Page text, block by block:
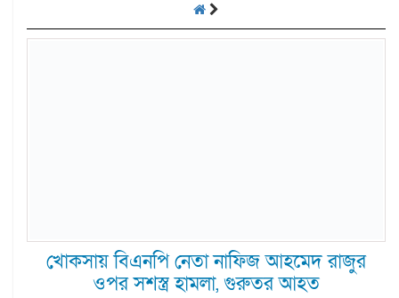
খোকসায় বিএনপি নেতা নাফিজ আহমেদ রাজুর
ওপর সশস্ত্র হামলা, গুরুতর আহত